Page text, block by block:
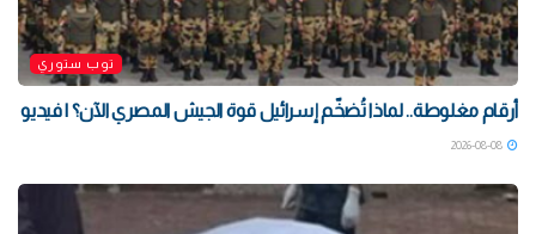
توب ستوري
أرقام مغلوطة.. لماذا تُضخّم إسرائيل قوة الجيش المصري الآن؟ | فيديو